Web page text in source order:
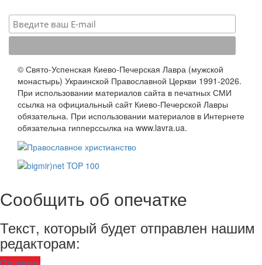
© Свято-Успенская Киево-Печерская Лавра (мужской
монастырь) Украинской Православной Церкви 1991-2026.
При использовании материалов сайта в печатных СМИ
ссылка на официальный сайт Киево-Печерской Лавры
обязательна. При использовании материалов в Интернете
обязательна гипперссылка на www.lavra.ua.
Сообщить об опечатке
Текст, который будет отправлен нашим
редакторам:
Отправить